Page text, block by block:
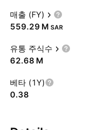
매출 (FY)
‪559.29 M‬ SAR
유통 주식수
‪62.68 M‬
베타 (1Y)
0.38